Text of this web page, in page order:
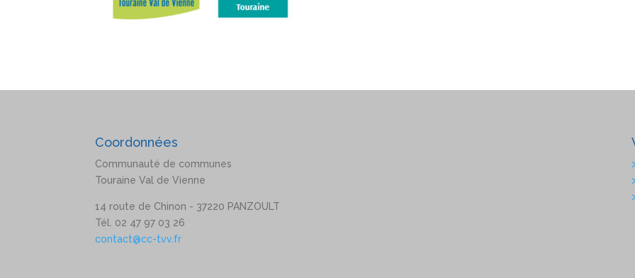
Coordonnées
Communauté de communes
Touraine Val de Vienne
14 route de Chinon - 37220 PANZOULT
Tél. 02 47 97 03 26
contact@cc-tvv.fr